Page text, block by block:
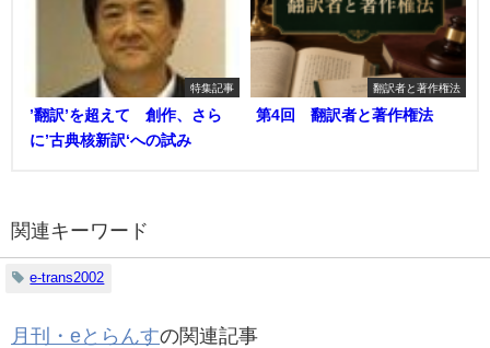
特集記事
’翻訳’を超えて 創作、さら
に’古典核新訳‘への試み
翻訳者と著作権法
第4回 翻訳者と著作権法
関連キーワード
e-trans2002
月刊・eとらんすの関連記事